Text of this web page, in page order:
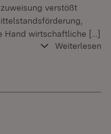
verstößt
Hand wirtschaftliche […]
Weiterlesen